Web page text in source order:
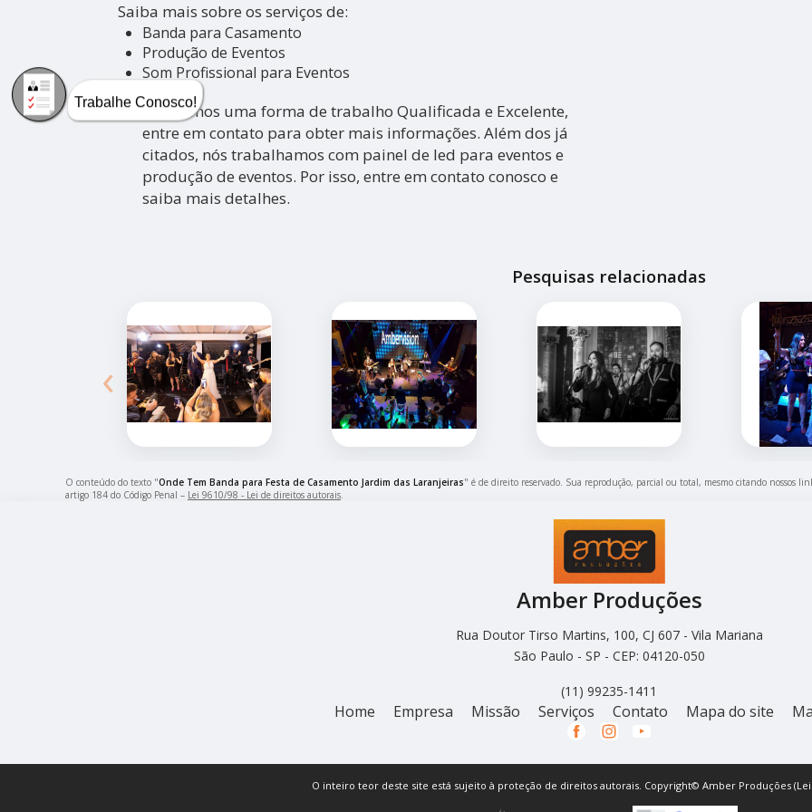
Saiba mais sobre os serviços de:
Banda para Casamento
Produção de Eventos
Som Profissional para Eventos
Possuímos uma forma de trabalho Qualificada e Excelente,
entre em contato para obter mais informações. Além dos já
citados, nós trabalhamos com painel de led para eventos e
produção de eventos. Por isso, entre em contato conosco e
saiba mais detalhes.
Pesquisas relacionadas
‹
O conteúdo do texto "Onde Tem Banda para Festa de Casamento Jardim das Laranjeiras" é de direito reservado. Sua reprodução, parcial ou total, mesmo citando nossos
artigo 184 do Código Penal – Lei 9610/98 - Lei de direitos autorais
Amber Produções
Rua Doutor Tirso Martins, 100, CJ 607 - Vila Mariana
São Paulo - SP - CEP: 04120-050
(11) 99235-1411
Home Empresa Missão Serviços Contato Mapa do site
O inteiro teor deste site está sujeito à proteção de direitos autorais. Copyright© Amber Produções (Lei
Trabalhe Conosco!